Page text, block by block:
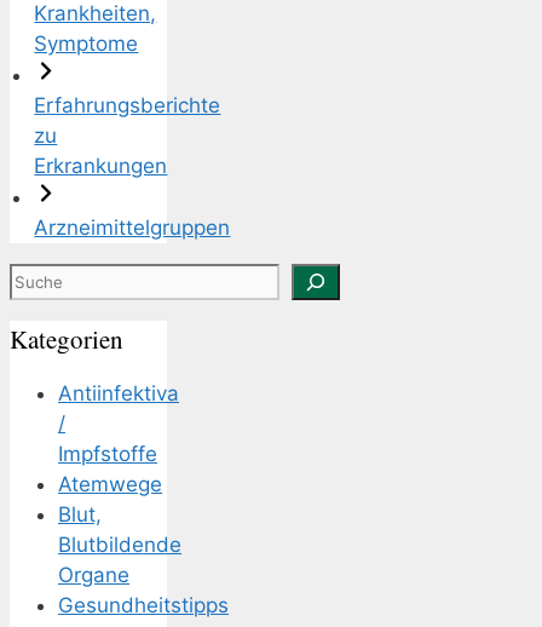
Krankheiten,
Symptome
Erfahrungsberichte
zu
Erkrankungen
Arzneimittelgruppen
Suchen
Kategorien
Antiinfektiva
/
Impfstoffe
Atemwege
Blut,
Blutbildende
Organe
Gesundheitstipps